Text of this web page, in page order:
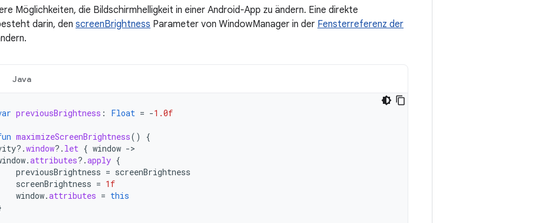
Möglichkeiten, die Bildschirmhelligkeit in einer Android-App zu ändern. Eine direkte
darin, den screenBrightness Parameter von WindowManager in der Fensterreferenz der
Java
previousBrightness : Float = -1.0f
maximizeScreenBrightness()
{
?.window?. let { window ->
.attributes?.apply {
previousBrightness = screenBrightness
screenBrightness = 1f
window.attributes = this